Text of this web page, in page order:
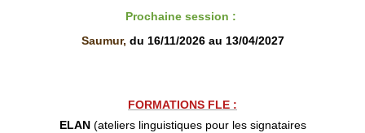
Prochaine session :
Saumur, du 16/11/2026 au 13/04/2027
FORMATIONS FLE :
ELAN(ateliers linguistiques pour les signataires